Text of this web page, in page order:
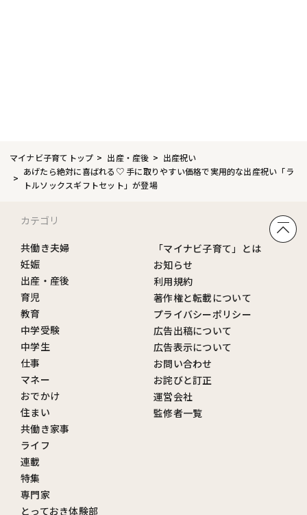
マイナビ子育てトップ 出産・産後
出産祝い
あげたら絶対に喜ばれる♡ 手に取りやすい価格で実用的な出産祝い「ラ
トルソックスギフトセット」が登場
カテゴリ
共働き夫婦
妊娠
出産・産後
育児
教育
中学受験
中学生
仕事
マネー
おでかけ
住まい
共働き家事
ライフ
連載
特集
専門家
とっておき体験部
「マイナビ子育て」とは
お知らせ
利用規約
著作権と転載について
プライバシーポリシー
広告出稿について
広告表示について
お問い合わせ
お詫びと訂正
運営会社
監修者一覧